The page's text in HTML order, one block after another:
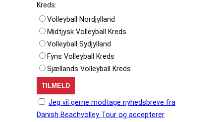
Kreds:
Volleyball Nordjylland
Midtjysk Volleyball Kreds
Volleyball Sydjylland
Fyns Volleyball Kreds
Sjællands Volleyball Kreds
Jeg vil gerne modtage nyhedsbreve fra
Danish Beachvolley Tour og accepterer